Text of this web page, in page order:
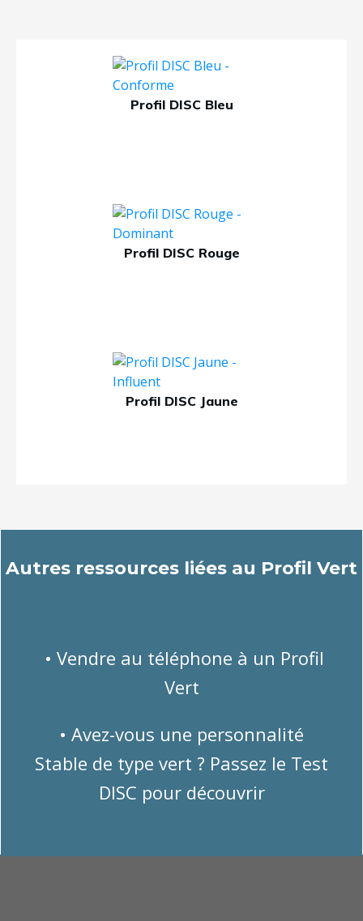
Profil DISC Bleu
Profil DISC Rouge
Profil DISC Jaune
Autres ressources liées au Profil Vert
• Vendre au téléphone à un Profil
Vert
• Avez-vous une personnalité
Stable de type vert ? Passez le Test
DISC pour découvrir